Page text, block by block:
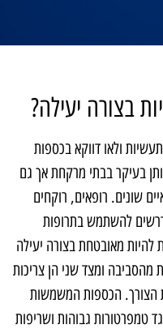
בצורה יעילה?
ולאו דווקא בכספות
בעיקר בבתי מרקחת אך גם
שונים. רופאים, רוקחים
להשתמש בתרופות
להיות מאובטחת בצורה יעילה
מהסביבה ומצד שני הן צריכות
הצורך. הכספות המשמשות
טמפרטורות גבוהות ושריפות